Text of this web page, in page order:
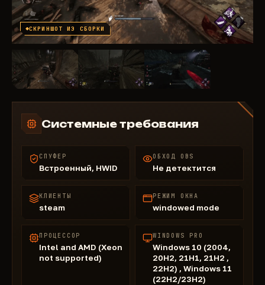
СКРИНШОТ ИЗ СБОРКИ
Системные требования
СПУФЕР
Встроенный, HWID
ОБХОД OBS
Не детектится
КЛИЕНТЫ
steam
РЕЖИМ ОКНА
windowed mode
ПРОЦЕССОР
Intel and AMD (Xeon
not supported)
WINDOWS PRO
Windows 10 (2004,
20H2, 21H1, 21H2 ,
22H2) , Windows 11
(22H2/23H2)